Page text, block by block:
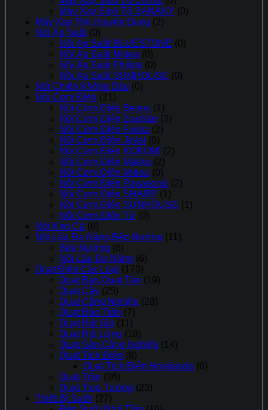
Máy Xay Sinh Tố SANAKY (0)
Máy Xay Thịt chuyên Dụng (2)
Nồi Áp Suất (0)
Nồi Áp Suất BLUESTONE (0)
Nồi Áp Suất Midea (0)
Nồi Áp Suất Philips (0)
Nồi Áp Suất SUNHOUSE (0)
Nồi Chiên Không Dầu (0)
Nồi Cơm Điện (21)
Nồi Cơm Điện Benny (1)
Nồi Cơm Điện Eaststar (3)
Nồi Cơm Điện Fujika (2)
Nồi Cơm Điện Jiplai (0)
Nồi Cơm Điện KOKOMI
(2)
Nồi Cơm Điện Matika (2)
Nồi Cơm Điện Midea (0)
Nồi Cơm Điện Panasonic (2)
Nồi Cơm Điện SHARP (1)
Nồi Cơm Điện SUNHOUSE (1)
Nồi Cơm Điên Tử (0)
Nồi Kho Cá (6)
Nồi Lẩu Đa Năng,Bếp Nướng (11)
Bếp Nướng (6)
Nồi Lẩu Đa Năng (6)
Quạt Điện Các Loại (170)
Quạt Bàn Quạt Tản (19)
Quạt Cây (25)
Quạt Công Nghiệp (28)
Quạt Đảo Trần (7)
Quạt Hút Gió (11)
Quạt Rút Lửng (18)
Quạt Sàn Công Nghiệp (14)
Quạt Tích Điện (8)
Quạt Tích Điện Honjianda (6)
Quạt Trần (36)
Quạt Treo Tường (23)
Thiết Bị Sưởi (27)